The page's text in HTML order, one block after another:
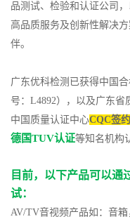
品测试、检验和认证公司
高品质服务及创新性解决
伴。
广东优科检测已获得中国
号：L4892），以及广东省
中国质量认证中心CQC签
德国TUV认证等知名机构
目前，以下产品可以通
试：
AV/TV音视频产品如：音